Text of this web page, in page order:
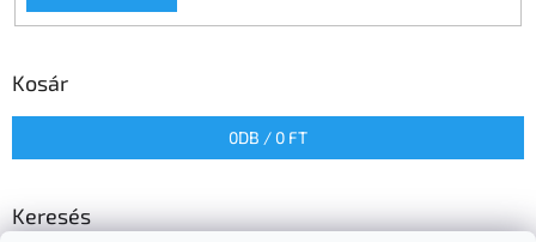
Kosár
0DB / 0 FT
Keresés